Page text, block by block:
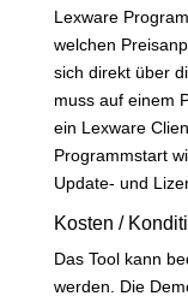
Lexware
welchen
sich direkt über
muss auf einem
ein Lexware
Programmstart
Update- und
Kosten /
Das Tool kann
werden. Die